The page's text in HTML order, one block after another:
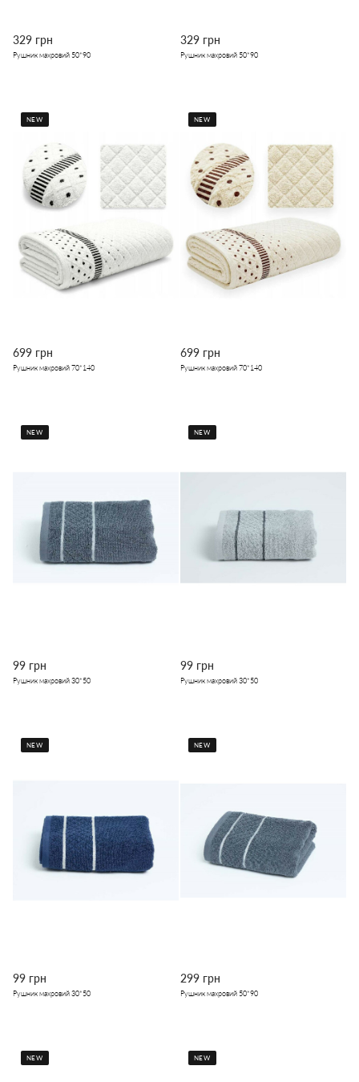
329 грн
Рушник махровий 50*90
329 грн
Рушник махровий 50*90
NEW
699 грн
Рушник махровий 70*140
NEW
699 грн
Рушник махровий 70*140
NEW
99 грн
Рушник махровий 30*50
NEW
99 грн
Рушник махровий 30*50
NEW
99 грн
Рушник махровий 30*50
NEW
299 грн
Рушник махровий 50*90
NEW NEW